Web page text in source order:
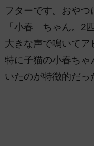
フターです。おやつ
「小春」ちゃん。2
大きな声で鳴いてア
特に子猫の小春ちゃ
いたのが特徴的だっ